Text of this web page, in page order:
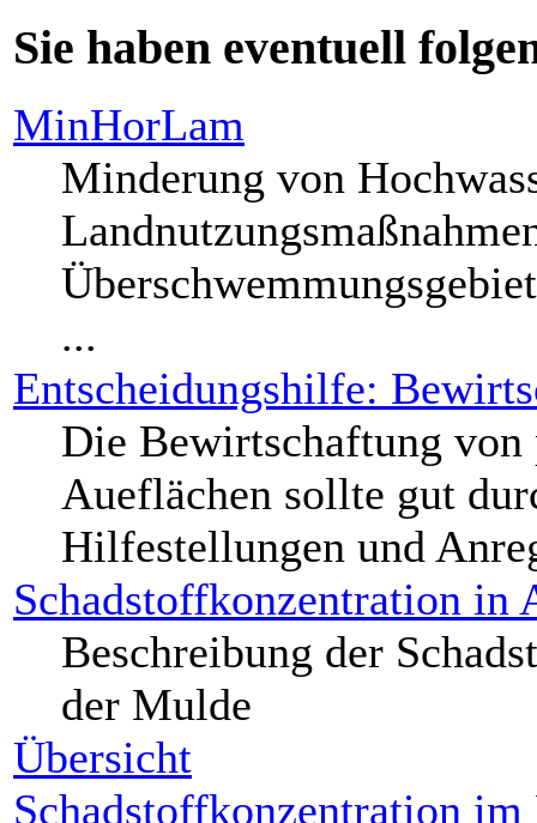
Sie haben eventuell
MinHorLam
Minderung von
...
Entscheidungshilfe:
Die Bewirtschaftung von
Aueflächen sollte gut
Hilfestellungen und
Schadstoffkonzentration in
Beschreibung der
der Mulde
Übersicht
Schadstoffkonzentration